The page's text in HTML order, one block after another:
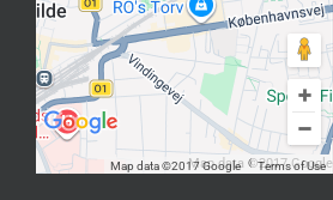
Map data ©2017 GoogleMap data ©2017 Google
Terms of Use